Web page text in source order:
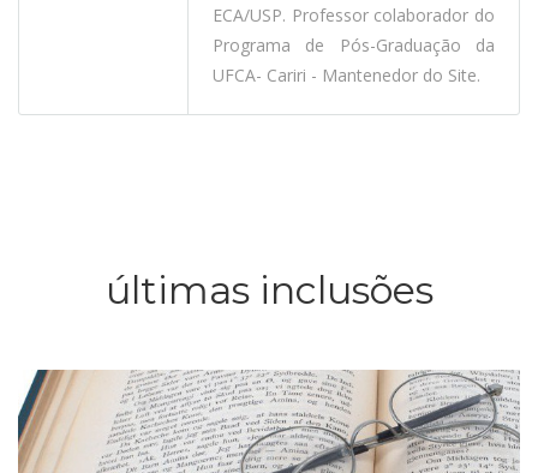
ECA/USP. Professor colaborador do
Programa de Pós-Graduação da
UFCA- Cariri - Mantenedor do Site.
últimas inclusões